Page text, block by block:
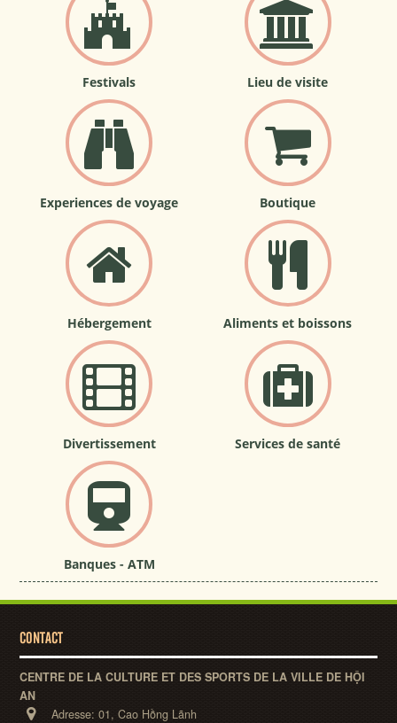
Festivals Lieu de visite
Experiences de voyage Boutique
Hébergement Aliments et boissons
Divertissement Services de santé
Banques - ATM
CONTACT
CENTRE DE LA CULTURE ET DES SPORTS DE LA VILLE DE HỘI
AN
Adresse:01, Cao Hồng Lãnh